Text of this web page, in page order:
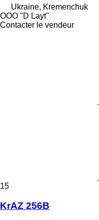
Ukraine, Kremenchuk
OOO "D Layt"
Contacter le vendeur
15
KrAZ 256B